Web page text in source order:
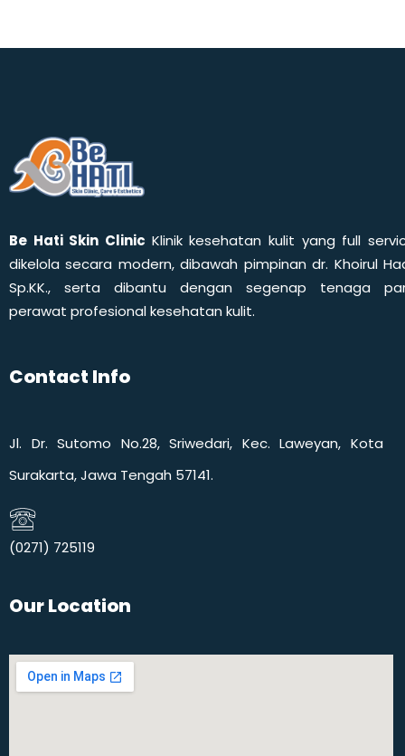
Be Hati Skin Clinic Klinik kesehatan kulit yang full
dikelola secara modern, dibawah pimpinan dr. Khoirul
Sp.KK., serta dibantu dengan segenap tenaga
perawat profesional kesehatan kulit.
Contact Info
Jl. Dr. Sutomo No.28, Sriwedari, Kec. Laweyan, Kota
Surakarta, Jawa Tengah 57141.
(0271) 725119​
Our Location